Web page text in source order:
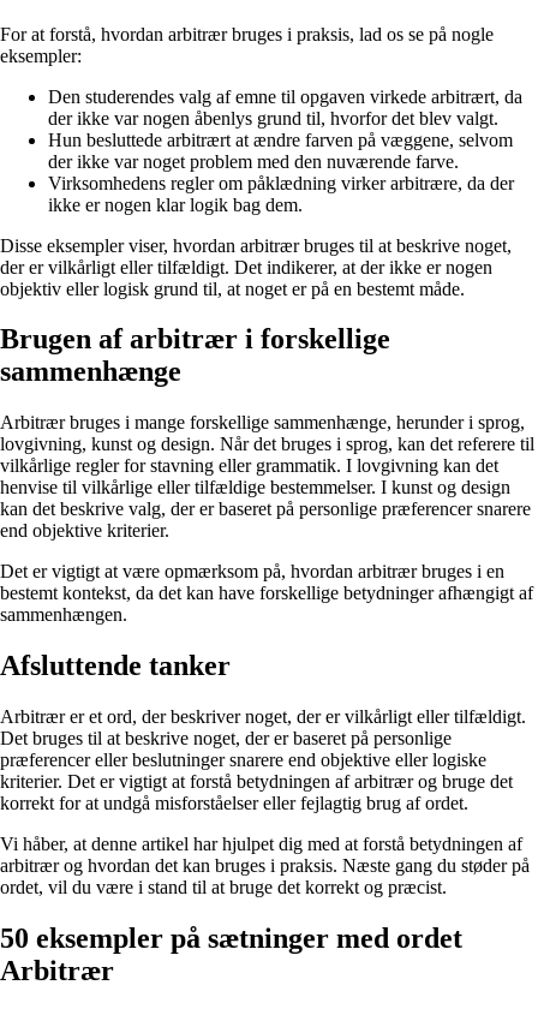
For at forstå, hvordan arbitrær bruges i praksis, lad os se på nogle
eksempler:
Den studerendes valg af emne til opgaven virkede arbitrært, da
der ikke var nogen åbenlys grund til, hvorfor det blev valgt.
Hun besluttede arbitrært at ændre farven på væggene, selvom
der ikke var noget problem med den nuværende farve.
Virksomhedens regler om påklædning virker arbitrære, da der
ikke er nogen klar logik bag dem.
Disse eksempler viser, hvordan arbitrær bruges til at beskrive noget,
der er vilkårligt eller tilfældigt. Det indikerer, at der ikke er nogen
objektiv eller logisk grund til, at noget er på en bestemt måde.
Brugen af arbitrær i forskellige
sammenhænge
Arbitrær bruges i mange forskellige sammenhænge, herunder i sprog,
lovgivning, kunst og design. Når det bruges i sprog, kan det referere til
vilkårlige regler for stavning eller grammatik. I lovgivning kan det
henvise til vilkårlige eller tilfældige bestemmelser. I kunst og design
kan det beskrive valg, der er baseret på personlige præferencer snarere
end objektive kriterier.
Det er vigtigt at være opmærksom på, hvordan arbitrær bruges i en
bestemt kontekst, da det kan have forskellige betydninger afhængigt af
sammenhængen.
Afsluttende tanker
Arbitrær er et ord, der beskriver noget, der er vilkårligt eller tilfældigt.
Det bruges til at beskrive noget, der er baseret på personlige
præferencer eller beslutninger snarere end objektive eller logiske
kriterier. Det er vigtigt at forstå betydningen af arbitrær og bruge det
korrekt for at undgå misforståelser eller fejlagtig brug af ordet.
Vi håber, at denne artikel har hjulpet dig med at forstå betydningen af
arbitrær og hvordan det kan bruges i praksis. Næste gang du støder på
ordet, vil du være i stand til at bruge det korrekt og præcist.
50 eksempler på sætninger med ordet
Arbitrær